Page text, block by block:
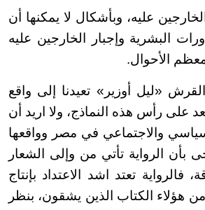
عليه، وبأشكال لا يمكنها أن
البشرية وإجبار الخارجين عليه
الأحوال.
«ليل أوزير» تعيدنا إلى واقع
على رأس هذه النماذج، ولا اريد أن
والاجتماعي في مصر وواقعها
بأن الرواية تأتي من وإلى الشعار
تعتد اشد الاعتداد بإنتاج
من هؤلاء الكتاب الذين يشقون، بنظر